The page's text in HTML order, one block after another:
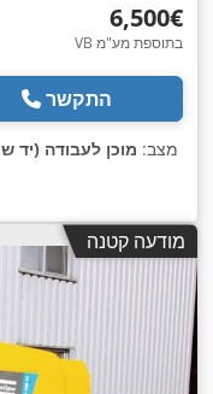
‏6,500 ‏€
VB בתוספת מע"מ
התקשר
מצב: מוכן לעבודה (יד
מודעה קטנה